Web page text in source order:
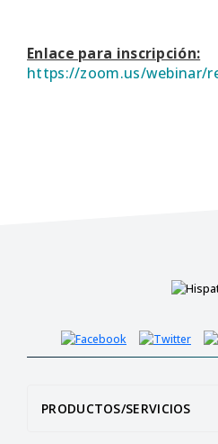
Enlace para inscripción:
https://zoom.us/webinar/
PRODUCTOS/SERVICIOS